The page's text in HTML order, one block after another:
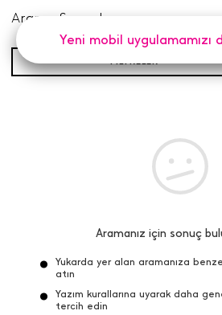
Arama Sonuçları
FILTRELER
Aramanız için sonuç
Yukarda yer alan aramanıza
atın
Yazım kurallarına uyarak daha
tercih edin
Yeni mobil uygulamamızı